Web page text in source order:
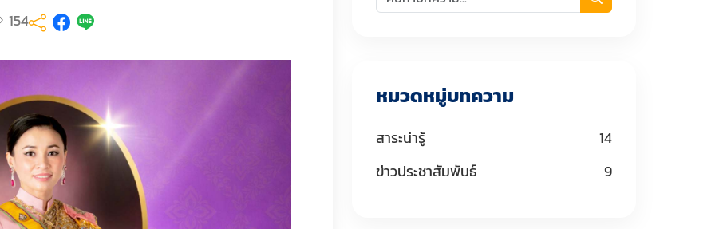
154
หมวดหมู่บทความ
สาระน่ารู้
14
ข่าวประชาสัมพันธ์
9